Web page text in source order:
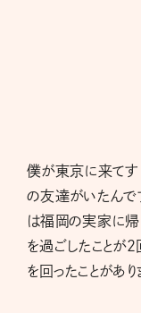
僕が東京に来てす
の友達がいたんで
は福岡の実家に帰
を過ごしたことが
を回ったことがあり